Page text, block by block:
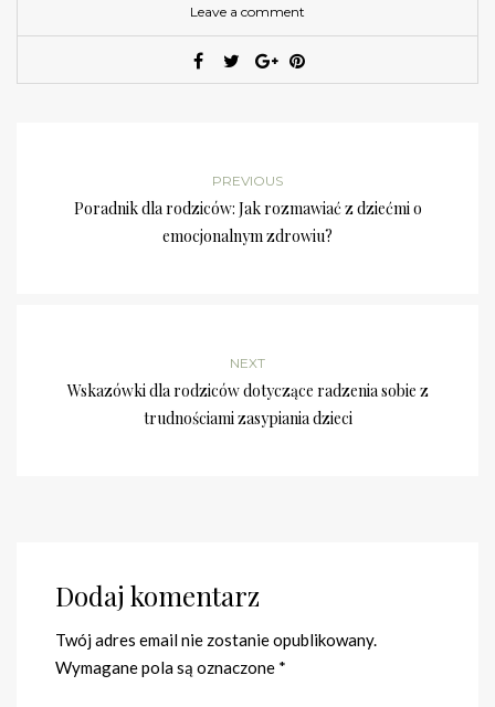
Leave a comment
PREVIOUS
Poradnik dla rodziców: Jak rozmawiać z dziećmi o
emocjonalnym zdrowiu?
NEXT
Wskazówki dla rodziców dotyczące radzenia sobie z
trudnościami zasypiania dzieci
Dodaj komentarz
Twój adres email nie zostanie opublikowany.
Wymagane pola są oznaczone *